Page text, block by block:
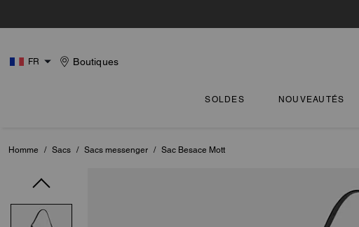
FR Boutiques
SOLDES NOUVEAUTÉS
Homme / Sacs / Sacs messenger / Sac Besace Mott